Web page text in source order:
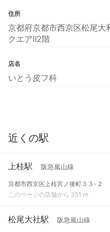
住所
京都府京都市西京区松尾大
クエアⅡ2階
店名
いとう皮フ科
近くの駅
上桂駅 阪急嵐山線
京都市西京区上桂宮ノ後町３３-２
このページの店舗から 351 m
松尾大社駅 阪急嵐山線